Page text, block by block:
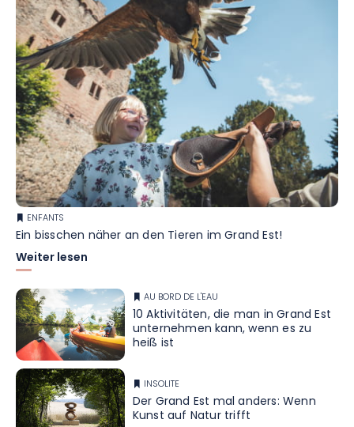
ENFANTS
Ein bisschen näher an den Tieren im Grand Est!
Weiter lesen
AU BORD DE L'EAU
10 Aktivitäten, die man in Grand Est
unternehmen kann, wenn es zu
heiß ist
INSOLITE
Der Grand Est mal anders: Wenn
Kunst auf Natur trifft